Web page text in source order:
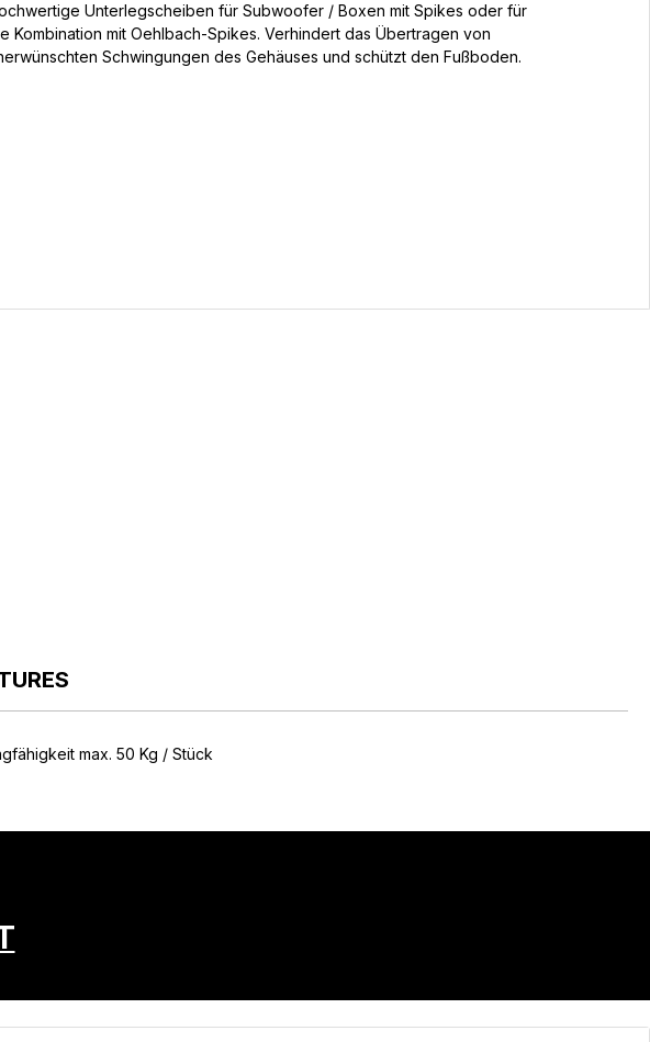
Unterlegscheiben für Subwoofer / Boxen mit Spikes oder für
Kombination mit Oehlbach-Spikes. Verhindert das Übertragen von
Schwingungen des Gehäuses und schützt den Fußboden.
max. 50 Kg / Stück